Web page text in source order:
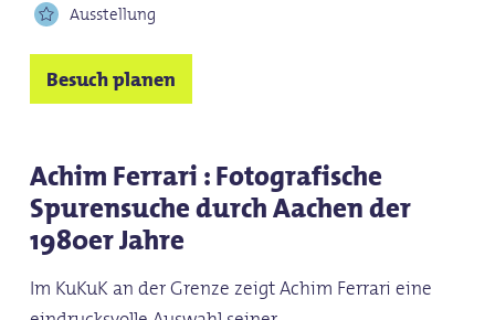
Ausstellung
Besuch planen
Achim Ferrari : Fotografische
Spurensuche durch Aachen der
1980er Jahre
Im KuKuK an der Grenze zeigt Achim Ferrari eine